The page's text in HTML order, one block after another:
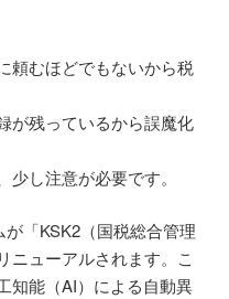
頼むほどでもないから税
が残っているから誤魔化
し注意が必要です。
「KSK2（国税総合管理
ニューアルされます。こ
知能（AI）による自動異